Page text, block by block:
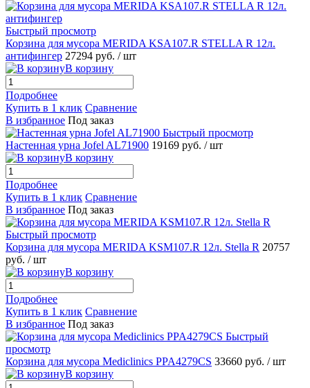
Быстрый просмотр
Корзина для мусора MERIDA KSA107.R STELLA R 12л.
антифингер 27294 руб. / шт
В корзину
Подробнее
Купить в 1 клик Сравнение
В избранное Под заказ
Быстрый просмотр
Настенная урна Jofel AL71900 19169 руб. / шт
В корзину
Подробнее
Купить в 1 клик Сравнение
В избранное Под заказ
Быстрый просмотр
Корзина для мусора MERIDA KSM107.R 12л. Stella R 20757
руб. / шт
В корзину
Подробнее
Купить в 1 клик Сравнение
В избранное Под заказ
Быстрый
просмотр
Корзина для мусора Mediclinics PPA4279CS 33660 руб. / шт
В корзину